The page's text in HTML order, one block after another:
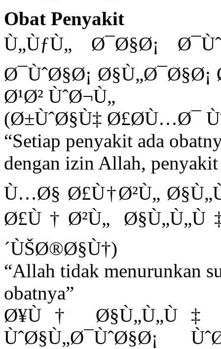
Obat Penyakit
Ù„ÙƒÙ„ Ø¯Ø§Ø¡
Ø¯ÙˆØ§Ø¡ Ø§Ù„Ø¯Ø§Ø¡
Ø¹Ø² ÙˆØ¬Ù„
(Ø±ÙˆØ§Ù‡ Ø£Ø­Ù…Ø¯
“Setiap penyakit ada
dengan izin Allah,
Ù…Ø§ Ø£Ù†Ø²Ù„
Ø£Ù†Ø²Ù„
´ÙŠØ®Ø§Ù†)
“Allah tidak menurunkan
obatnya”
Ø¥Ù† Ø§Ù„Ù„Ù‡
ÙˆØ§Ù„Ø¯ÙˆØ§Ø¡